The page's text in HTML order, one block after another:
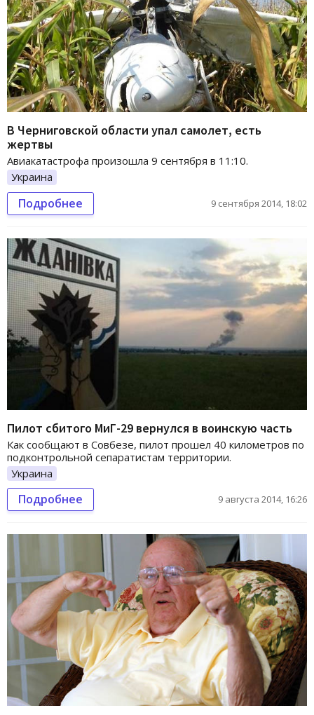
В Черниговской области упал самолет, есть
жертвы
Авиакатастрофа произошла 9 сентября в 11:10.
Украина
Подробнее 9 сентября 2014, 18:02
Пилот сбитого МиГ-29 вернулся в воинскую часть
Как сообщают в Совбезе, пилот прошел 40 километров по
подконтрольной сепаратистам территории.
Украина
Подробнее 9 августа 2014, 16:26